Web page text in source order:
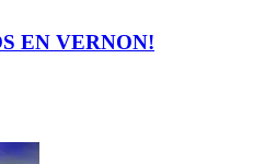
EN VERNON!